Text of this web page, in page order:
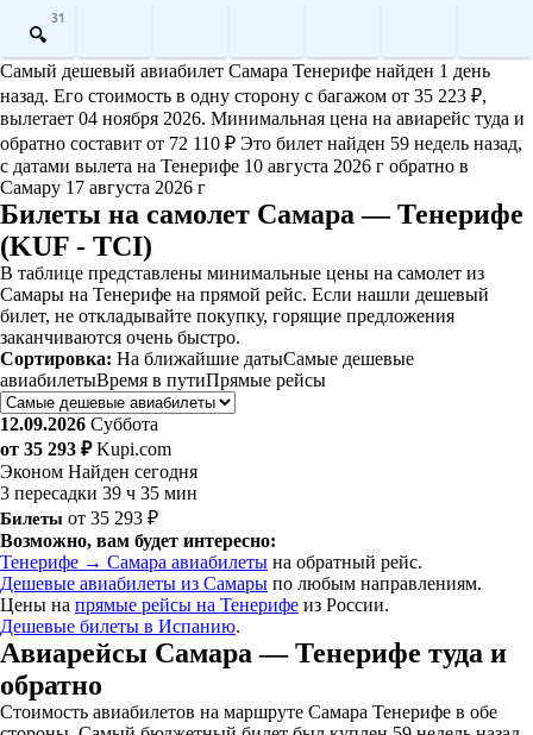
31
Самый дешевый авиабилет Самара Тенерифе найден 1 день
назад. Его стоимость в одну сторону с багажом от 35 223 ₽,
вылетает 04 ноября 2026. Минимальная цена на авиарейс туда и
обратно составит от 72 110 ₽ Это билет найден 59 недель назад,
с датами вылета на Тенерифе 10 августа 2026 г обратно в
Самару 17 августа 2026 г
Билеты на самолет Самара — Тенерифе
(KUF - TCI)
В таблице представлены минимальные цены на самолет из
Самары на Тенерифе на прямой рейс. Если нашли дешевый
билет, не откладывайте покупку, горящие предложения
заканчиваются очень быстро.
Сортировка: На ближайшие датыСамые дешевые
авиабилетыВремя в путиПрямые рейсы
12.09.2026 Суббота
от 35 293 ₽ Kupi.com
Эконом Найден сегодня
3 пересадки 39 ч 35 мин
Билеты от 35 293 ₽
Возможно, вам будет интересно:
Тенерифе → Самара авиабилеты на обратный рейс.
Дешевые авиабилеты из Самары по любым направлениям.
Цены на прямые рейсы на Тенерифе из России.
Дешевые билеты в Испанию.
Авиарейсы Самара — Тенерифе туда и
обратно
Стоимость авиабилетов на маршруте Самара Тенерифе в обе